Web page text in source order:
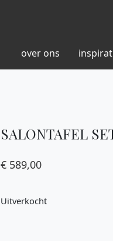
over ons
SALONTAFEL
€ 589,00
Uitverkocht